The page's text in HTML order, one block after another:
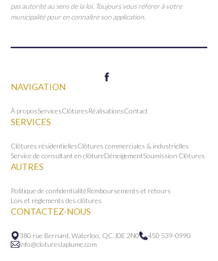
pas autorité au sens de la loi. Toujours vous référer à votre
municipalité pour en connaître son application.
NAVIGATION
À proposServicesClôturesRéalisationsContact
SERVICES
Clôtures résidentiellesClôtures commerciales & industrielles
Service de consultant en clôtureDéneigementSoumission Clôtures
AUTRES
Politique de confidentialitéRemboursements et retours
Lois et règlements des clôtures
CONTACTEZ-NOUS
380 rue Bernard, Waterloo, QC J0E 2N0
450 539-0990
info@clotureslaplume.com